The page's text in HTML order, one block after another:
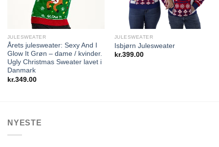
JULESWEATER
Årets julesweater: Sexy And I
Glow It Grøn – dame / kvinder.
Ugly Christmas Sweater lavet i
Danmark
kr.349.00
JULESWEATER
Isbjørn Julesweater
kr.399.00
NYESTE